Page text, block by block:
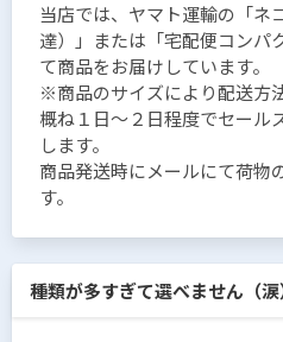
当店では、ヤマト運輸の「ネ
達）」または「宅配便コンパ
て商品をお届けしています。
※商品のサイズにより配送方
概ね１日〜２日程度でセール
します。
商品発送時にメールにて荷物
す。
種類が多すぎて選べません（涙